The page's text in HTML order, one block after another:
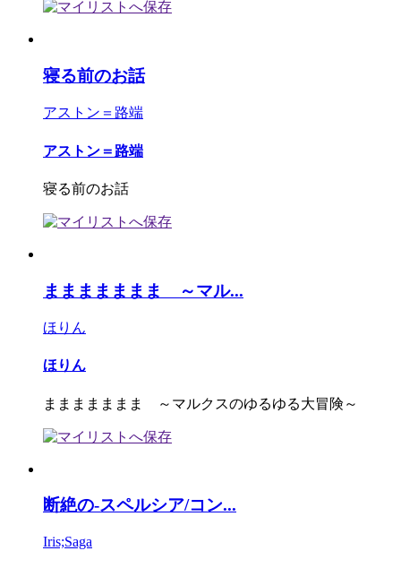
寝る前のお話
アストン＝路端
アストン＝路端
寝る前のお話
ままままままま ～マル...
ほりん
ほりん
ままままままま ～マルクスのゆるゆる大冒険～
断絶の-スペルシア/コン...
Iris;Saga